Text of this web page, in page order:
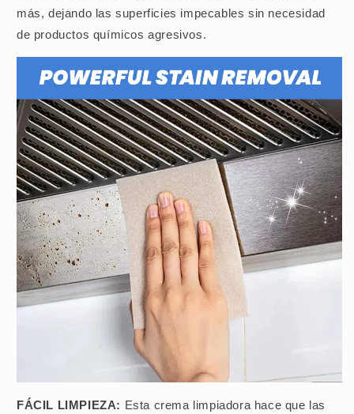
más, dejando las superficies impecables sin necesidad
de productos químicos agresivos.
FÁCIL LIMPIEZA: Esta crema limpiadora hace que las